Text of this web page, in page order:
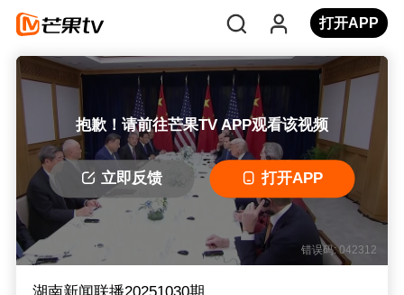
打开APP
抱歉！请前往芒果TV APP观看该视频
立即反馈 打开APP
错误码: 042312